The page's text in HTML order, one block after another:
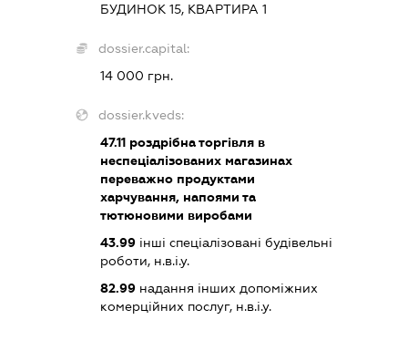
БУДИНОК 15, КВАРТИРА 1
dossier.capital:
14 000 грн.
dossier.kveds:
47.11 роздрібна торгівля в
неспеціалізованих магазинах
переважно продуктами
харчування, напоями та
тютюновими виробами
43.99 інші спеціалізовані будівельні
роботи, н.в.і.у.
82.99 надання інших допоміжних
комерційних послуг, н.в.і.у.